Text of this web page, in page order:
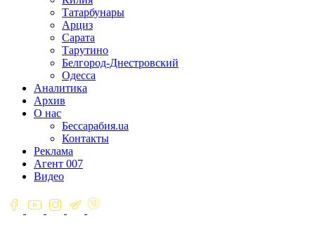
Татарбунары
Арциз
Сарата
Тарутино
Белгород-Днестровский
Одесса
Аналитика
Архив
О нас
Бессарабия.ua
Контакты
Реклама
Агент 007
Видео